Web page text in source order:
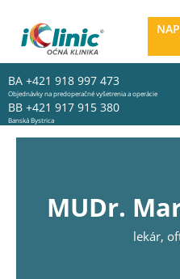
BA +421 918 997 473
Objednávky na predoperačné vyšetrenia a operácie
BB +421 917 915 380
Banská Bystrica
MUDr.
lekár,